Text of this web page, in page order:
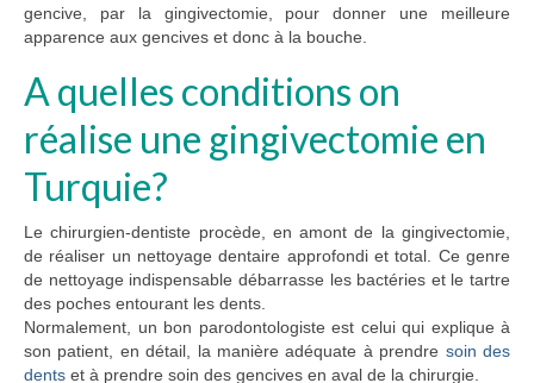
gencive, par la gingivectomie, pour donner une meilleure
apparence aux gencives et donc à la bouche.
A quelles conditions on
réalise une gingivectomie en
Turquie?
Le chirurgien-dentiste procède, en amont de la gingivectomie,
de réaliser un nettoyage dentaire approfondi et total. Ce genre
de nettoyage indispensable débarrasse les bactéries et le tartre
des poches entourant les dents.
Normalement, un bon parodontologiste est celui qui explique à
son patient, en détail, la manière adéquate à prendre soin des
dents et à prendre soin des gencives en aval de la chirurgie.